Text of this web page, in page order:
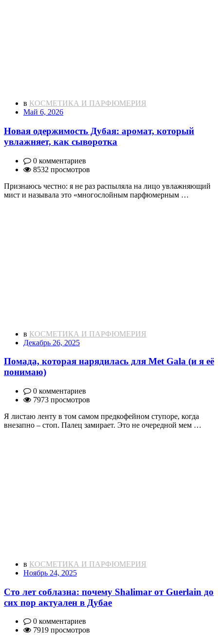
в КОСМЕТИКА И ПАРФЮМЕРИЯ
Май 6, 2026
Новая одержимость Дубая: аромат, который
увлажняет, как сыворотка
0 комментариев
8532 просмотров
Признаюсь честно: я не раз распыляла на лицо увлажняющий
мист и называла это «многослойным парфюмерным …
в КОСМЕТИКА И ПАРФЮМЕРИЯ
Декабрь 26, 2025
Помада, которая нарядилась для Met Gala (и я её
понимаю)
0 комментариев
7973 просмотров
Я листаю ленту в том самом предкофейном ступоре, когда
внезапно – стоп. Палец замирает. Это не очередной мем …
в КОСМЕТИКА И ПАРФЮМЕРИЯ
Ноябрь 24, 2025
Сто лет соблазна: почему Shalimar от Guerlain до
сих пор актуален в Дубае
0 комментариев
7919 просмотров